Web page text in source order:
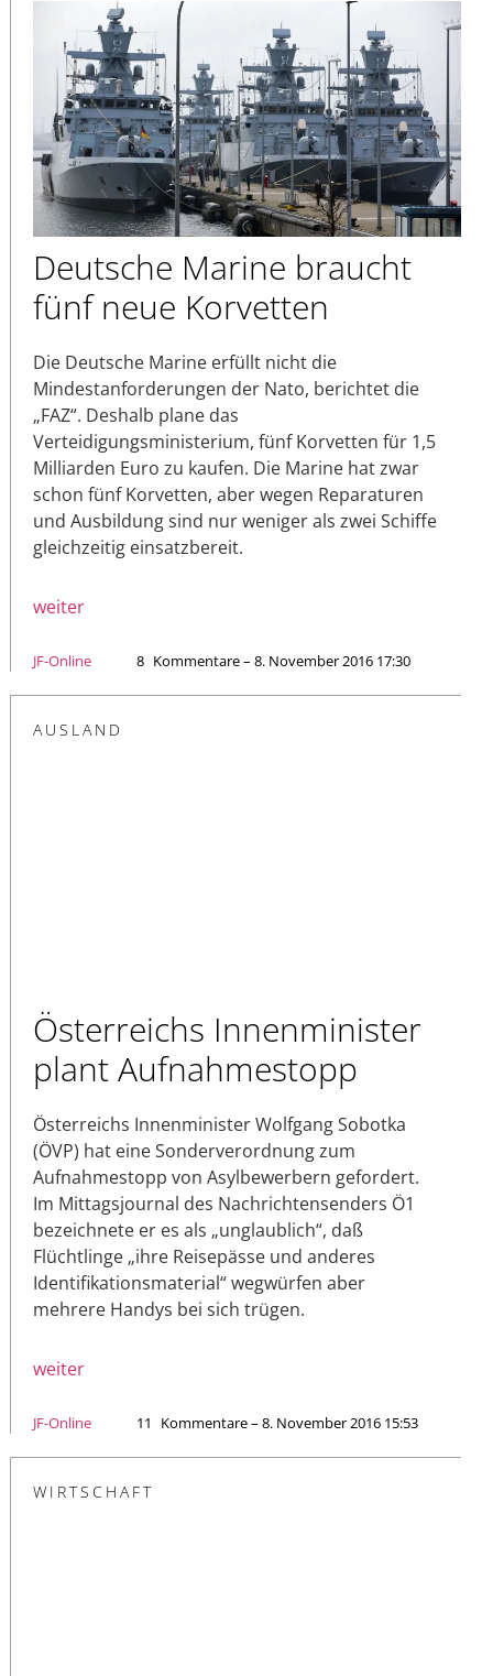
Deutsche Marine braucht
fünf neue Korvetten
Die Deutsche Marine erfüllt nicht die
Mindestanforderungen der Nato, berichtet die
„FAZ“. Deshalb plane das
Verteidigungsministerium, fünf Korvetten für 1,5
Milliarden Euro zu kaufen. Die Marine hat zwar
schon fünf Korvetten, aber wegen Reparaturen
und Ausbildung sind nur weniger als zwei Schiffe
gleichzeitig einsatzbereit.
weiter
JF-Online 8 Kommentare – 8. November 2016 17:30
AUSLAND
Österreichs Innenminister
plant Aufnahmestopp
Österreichs Innenminister Wolfgang Sobotka
(ÖVP) hat eine Sonderverordnung zum
Aufnahmestopp von Asylbewerbern gefordert.
Im Mittagsjournal des Nachrichtensenders Ö1
bezeichnete er es als „unglaublich“, daß
Flüchtlinge „ihre Reisepässe und anderes
Identifikationsmaterial“ wegwürfen aber
mehrere Handys bei sich trügen.
weiter
JF-Online 11 Kommentare – 8. November 2016 15:53
WIRTSCHAFT